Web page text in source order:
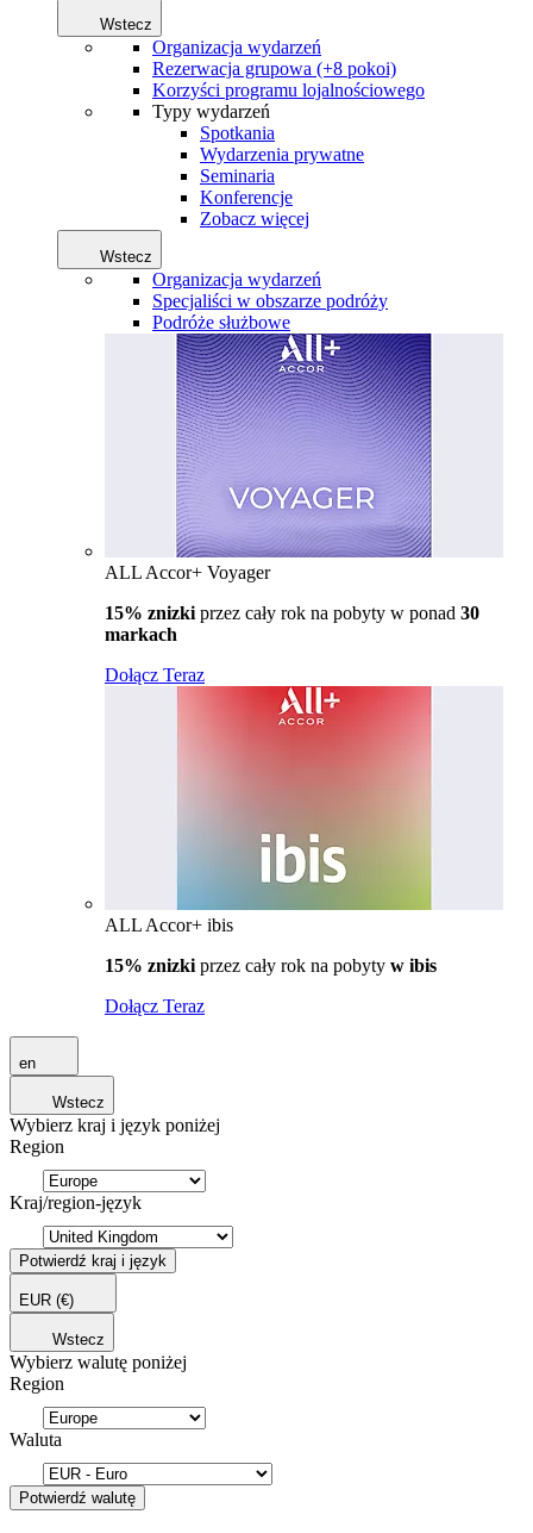
Wstecz
Organizacja wydarzeń
Rezerwacja grupowa (+8 pokoi)
Korzyści programu lojalnościowego
Typy wydarzeń
Spotkania
Wydarzenia prywatne
Seminaria
Konferencje
Zobacz więcej
Wstecz
Organizacja wydarzeń
Specjaliści w obszarze podróży
Podróże służbowe
ALL Accor+ Voyager
15% znizki przez cały rok na pobyty w ponad 30
markach
Dołącz Teraz
ALL Accor+ ibis
15% znizki przez cały rok na pobyty w ibis
Dołącz Teraz
en
Wstecz
Wybierz kraj i język poniżej
Region
Kraj/region-język
Potwierdź kraj i język
EUR (€)
Wstecz
Wybierz walutę poniżej
Region
Waluta
Potwierdź walutę